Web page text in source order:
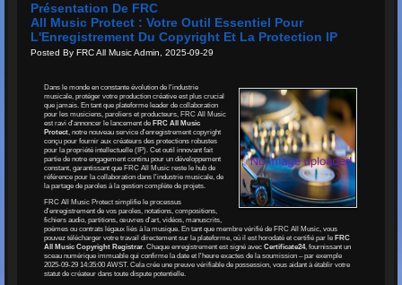
Présentation De FRC
All Music Protect : Votre Outil Essentiel Pour
L'Enregistrement Du Copyright Et La Protection IP
Posted By FRC All Music Admin, 2025-09-29
Dans le monde en constante évolution de l'industrie
musicale, protéger votre production créative est plus crucial
que jamais. En tant que plateforme leader de collaboration
pour les musiciens, paroliers et producteurs, FRC All Music
est ravi d'annoncer le lancement de FRC All Music
Protect, notre nouveau service d'enregistrement copyright
conçu pour fournir aux créateurs des protections robustes
pour la propriété intellectuelle (IP). Cet outil innovant fait
partie de notre engagement continu pour un développement
constant, garantissant que FRC All Music reste le hub de
référence pour la collaboration dans l'industrie musicale, de
la partage de paroles à la gestion complète de projets.
FRC All Music Protect simplifie le processus
d'enregistrement de vos paroles, notations, compositions,
fichiers audio, partitions, œuvres d'art, vidéos, manuscrits,
poèmes ou contrats légaux liés à la musique. En tant que membre vérifié de FRC All Music, vous
pouvez télécharger votre travail directement sur la plateforme, où il est horodaté et certifié par le FRC
All Music Copyright Registrar. Chaque enregistrement est signé avecCertificate24, fournissant un
sceau numérique immuable qui confirme la date et l'heure exactes de la soumission – par exemple
2025-09-29 14:35:00 AWST. Cela crée une preuve vérifiable de possession, vous aidant à établir votre
statut de créateur dans toute dispute potentielle.